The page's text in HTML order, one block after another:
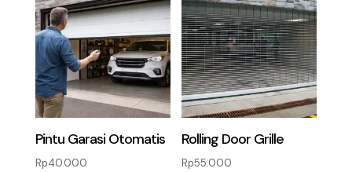
Pintu Garasi Otomatis
Rp40.000
Rolling Door Grille
Rp55.000